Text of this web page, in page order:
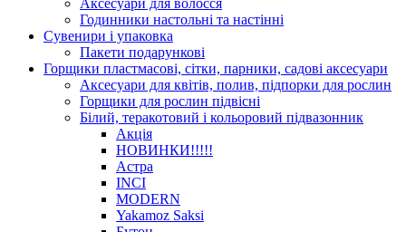
Аксесуари для волосся
Годинники настольні та настінні
Сувенири і упаковка
Пакети подарункові
Горщики пластмасові, сітки, парники, садові аксесуари
Аксесуари для квітів, полив, підпорки для рослин
Горщики для рослин підвісні
Білий, теракотовий і кольоровий підвазонник
Акція
HОВИНКИ!!!!!
Астра
INCI
MODERN
Yakamoz Saksi